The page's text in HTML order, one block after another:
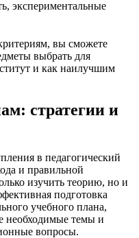
экспериментальные
вы сможете
выбрать для
и как наилучшим
стратегии и
в педагогический
и правильной
изучить теорию, но и
подготовка
учебного плана,
необходимые темы и
вопросы.